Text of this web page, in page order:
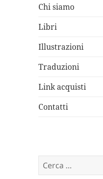
Chi siamo
Libri
Illustrazioni
Traduzioni
Link acquisti
Contatti
Ricerca
per: